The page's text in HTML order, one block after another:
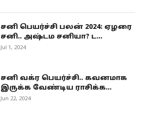
சனி பெயர்ச்சி பலன் 2024: ஏழரை
சனி.. அஷ்டம சனியா? ட...
Jul 1, 2024
சனி வக்ர பெயர்ச்சி.. கவனமாக
இருக்க வேண்டிய ராசிக்க...
Jun 22, 2024